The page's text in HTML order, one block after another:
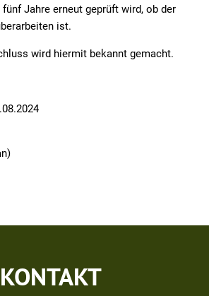
Jahre erneut geprüft wird, ob der
ist.
wird hiermit bekannt gemacht.
KONTAKT